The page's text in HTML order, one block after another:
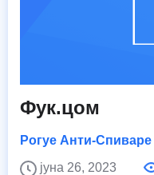
Фук.цом
Рогуе Анти-
јуна 26, 2023